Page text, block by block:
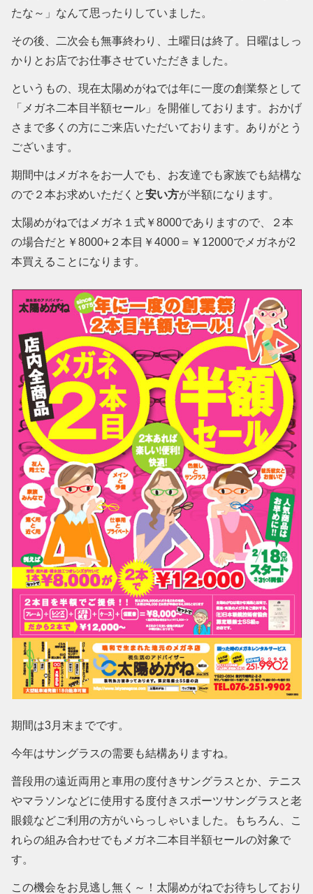
たな～」なんて思ったりしていました。
その後、二次会も無事終わり、土曜日は終了。日曜はしっ
かりとお店でお仕事させていただきました。
というもの、現在太陽めがねでは年に一度の創業祭として
「メガネ二本目半額セール」を開催しております。おかげ
さまで多くの方にご来店いただいております。ありがとう
ございます。
期間中はメガネをお一人でも、お友達でも家族でも結構な
ので２本お求めいただくと安い方が半額になります。
太陽めがねではメガネ１式￥8000でありますので、２本
の場合だと￥8000+２本目￥4000＝￥12000でメガネが2
本買えることになります。
期間は3月末までです。
今年はサングラスの需要も結構ありますね。
普段用の遠近両用と車用の度付きサングラスとか、テニス
やマラソンなどに使用する度付きスポーツサングラスと老
眼鏡などご利用の方がいらっしゃいました。もちろん、こ
れらの組み合わせでもメガネ二本目半額セールの対象で
す。
この機会をお見逃し無く～！太陽めがねでお待ちしており